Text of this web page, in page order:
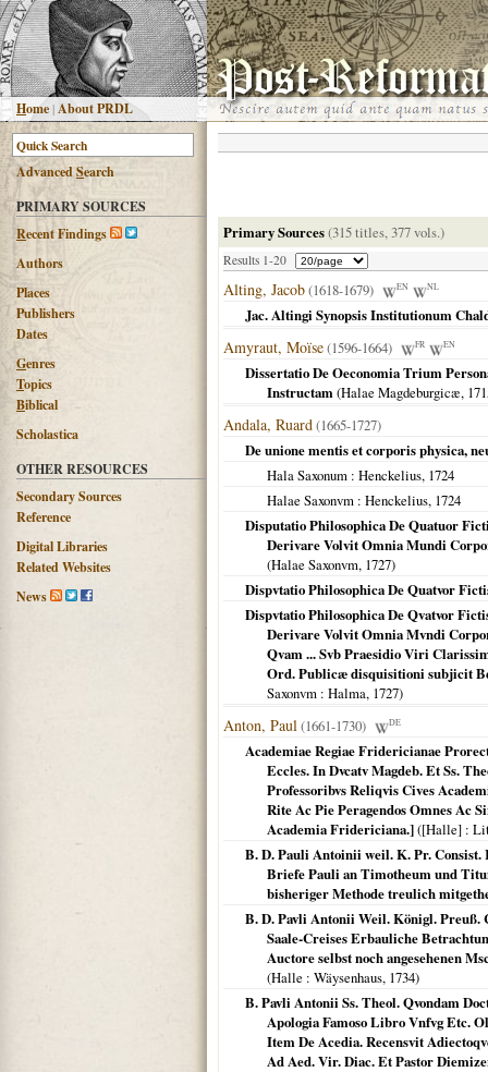
Home |About PRDL
AdvancedSearch
PRIMARY SOURCES
Recent Findings
Authors
Places
Publishers
Dates
Genres
Topics
Biblical
Scholastica
OTHER RESOURCES
Secondary Sources
Reference
Digital Libraries
Related Websites
News
Primary Sources(315 titles, 377 vols.)
Results 1-20
Alting, Jacob(1618-1679) EN NL
Jac. Altingi Synopsis Institutionum
Amyraut, Moïse(1596-1664) FR EN
Dissertatio De Oeconomia Trium
Instructam(Halae Magdeburgicæ,
Andala, Ruard(1665-1727)
De unione mentis et corporis physica,
Hala Saxonum : Henckelius, 1724
Halae Saxonvm : Henckelius, 1724
Disputatio Philosophica De Quatuor
Derivare Volvit Omnia Mundi
(Halae Saxonvm, 1727)
Dispvtatio Philosophica De Quatvor
Dispvtatio Philosophica De Qvatvor
Derivare Volvit Omnia Mvndi
Qvam ... Svb Praesidio Viri
Ord. Publicæ disquisitioni subjicit
Saxonvm : Halma, 1727)
Anton, Paul(1661-1730) DE
Academiae Regiae Fridericianae
Eccles. In Dvcatv Magdeb. Et Ss.
Professoribvs Reliqvis Cives
Rite Ac Pie Peragendos Omnes Ac
Academia Fridericiana.]([Halle] :
B. D. Pauli Antoinii weil. K. Pr. Consist.
Briefe Pauli an Timotheum und
bisheriger Methode treulich
B. D. Pavli Antonii Weil. Königl. Preuß.
Saale-Creises Erbauliche
Auctore selbst noch angesehenen
(Halle : Wäysenhaus, 1734)
B. Pavli Antonii Ss. Theol. Qvondam
Apologia Famoso Libro Vnfvg Etc.
Item De Acedia. Recensvit
Ad Aed. Vir. Diac. Et Pastor